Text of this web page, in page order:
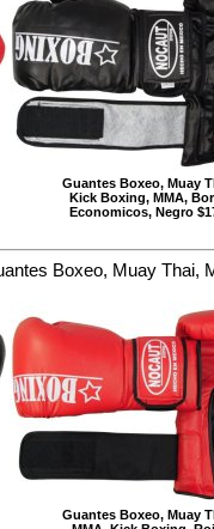
Guantes Boxeo, Muay
Kick Boxing, MMA,
Economicos, Negro
Boxeo, Muay Thai,
Guantes Boxeo, Muay